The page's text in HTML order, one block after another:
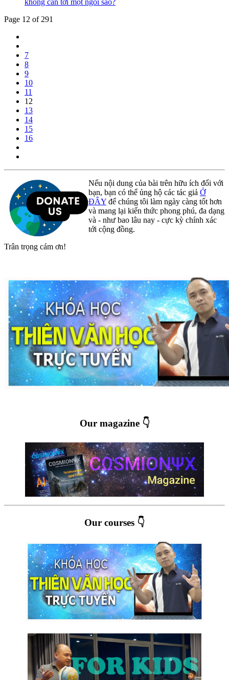
Page 12 of 291
7
8
9
10
11
12
13
14
15
16
Nếu nội dung của bài trên hữu ích đối với
bạn, bạn có thể ủng hộ các tác giả Ở
ĐÂY để chúng tôi làm ngày càng tốt hơn
và mang lại kiến thức phong phú, đa dạng
và - như bao lâu nay - cực kỳ chính xác
tới cộng đồng.
Trân trọng cám ơn!
Our magazine 👇
Our courses 👇